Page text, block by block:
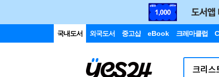
국내도서 외국도서 중고샵 eBook 크레마클럽